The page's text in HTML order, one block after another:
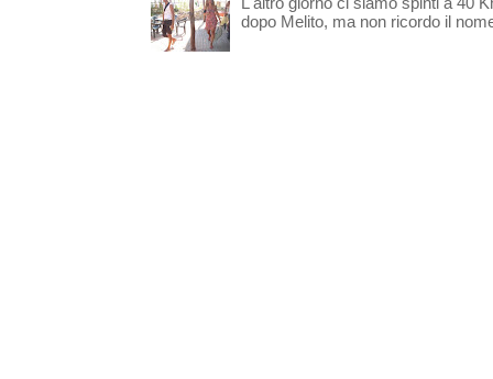
dopo Melito, ma non ricordo il